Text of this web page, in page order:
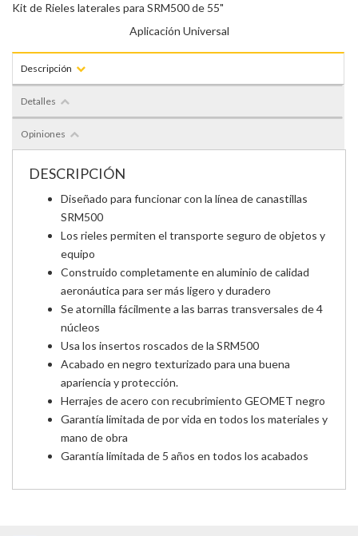
Kit de Rieles laterales para SRM500 de 55"
Aplicación Universal
Descripción
Detalles
Opiniones
DESCRIPCIÓN
Diseñado para funcionar con la línea de canastillas
SRM500
Los rieles permiten el transporte seguro de objetos y
equipo
Construido completamente en aluminio de calidad
aeronáutica para ser más ligero y duradero
Se atornilla fácilmente a las barras transversales de 4
núcleos
Usa los insertos roscados de la SRM500
Acabado en negro texturizado para una buena
apariencia y protección.
Herrajes de acero con recubrimiento GEOMET negro
Garantía limitada de por vida en todos los materiales y
mano de obra
Garantía limitada de 5 años en todos los acabados